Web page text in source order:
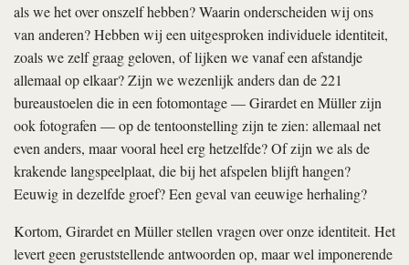
als we het over onszelf hebben? Waarin onderscheiden wij ons
van anderen? Hebben wij een uitgesproken individuele identiteit,
zoals we zelf graag geloven, of lijken we vanaf een afstandje
allemaal op elkaar? Zijn we wezenlijk anders dan de 221
bureaustoelen die in een fotomontage — Girardet en Müller zijn
ook fotografen — op de tentoonstelling zijn te zien: allemaal net
even anders, maar vooral heel erg hetzelfde? Of zijn we als de
krakende langspeelplaat, die bij het afspelen blijft hangen?
Eeuwig in dezelfde groef? Een geval van eeuwige herhaling?
Kortom, Girardet en Müller stellen vragen over onze identiteit. Het
levert geen geruststellende antwoorden op, maar wel imponerende